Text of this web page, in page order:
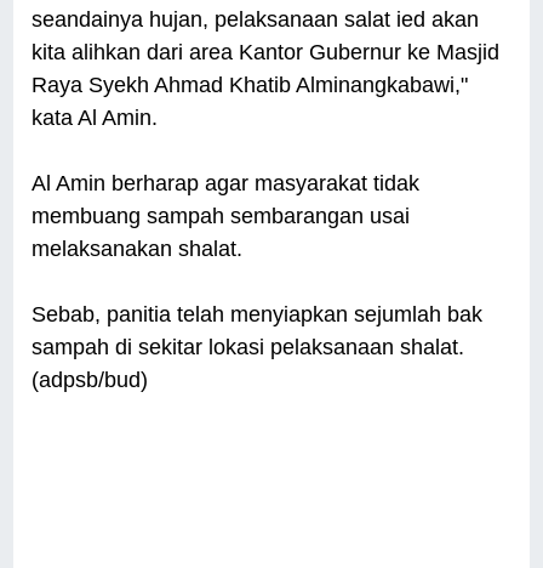
seandainya hujan, pelaksanaan salat ied akan
kita alihkan dari area Kantor Gubernur ke Masjid
Raya Syekh Ahmad Khatib Alminangkabawi,"
kata Al Amin.
Al Amin berharap agar masyarakat tidak
membuang sampah sembarangan usai
melaksanakan shalat.
Sebab, panitia telah menyiapkan sejumlah bak
sampah di sekitar lokasi pelaksanaan shalat.
(adpsb/bud)